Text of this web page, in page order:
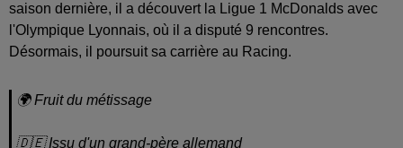
saison dernière, il a découvert la Ligue 1 McDonalds avec
l'Olympique Lyonnais, où il a disputé 9 rencontres.
Désormais, il poursuit sa carrière au Racing.
🌍 Fruit du métissage
🇩🇪 Issu d'un grand-père allemand